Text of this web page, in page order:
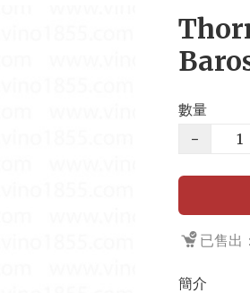
數量
−
已售出
簡介